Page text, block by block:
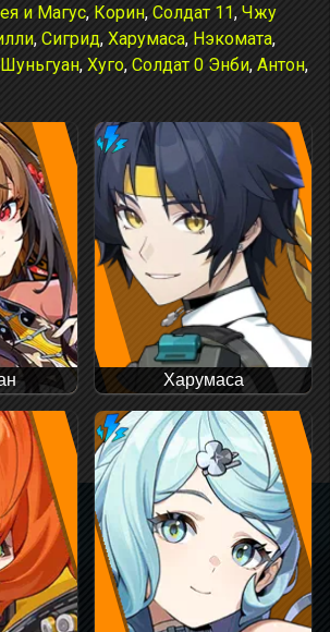
и Магус, Корин, Солдат 11, Чжу
, Сигрид, Харумаса, Нэкомата,
, Хуго, Солдат 0 Энби, Антон,
Харумаса